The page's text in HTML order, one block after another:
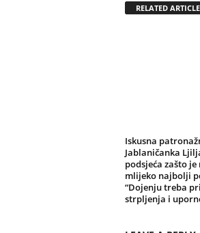
RELATED
Iskusna
Jablaničanka
podsjeća zašto
mlijeko najbolji
“Dojenju treba
strpljenja i